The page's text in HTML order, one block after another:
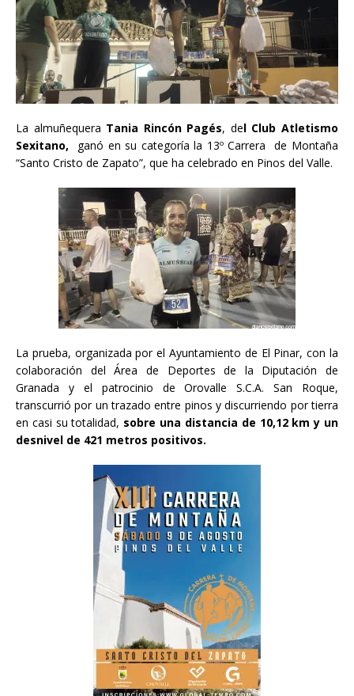
La almuñequera Tania Rincón Pagés, del Club Atletismo
Sexitano, ganó en su categoría la 13º Carrera de Montaña
“Santo Cristo de Zapato”, que ha celebrado en Pinos del Valle.
La prueba, organizada por el Ayuntamiento de El Pinar, con la
colaboración del Área de Deportes de la Diputación de
Granada y el patrocinio de Orovalle S.C.A. San Roque,
transcurrió por un trazado entre pinos y discurriendo por tierra
en casi su totalidad, sobre una distancia de 10,12 km y un
desnivel de 421 metros positivos.